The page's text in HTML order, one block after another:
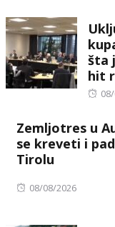
šta
hit
Zemljotres u
se kreveti i
Tirolu
Posted
08/08/2026